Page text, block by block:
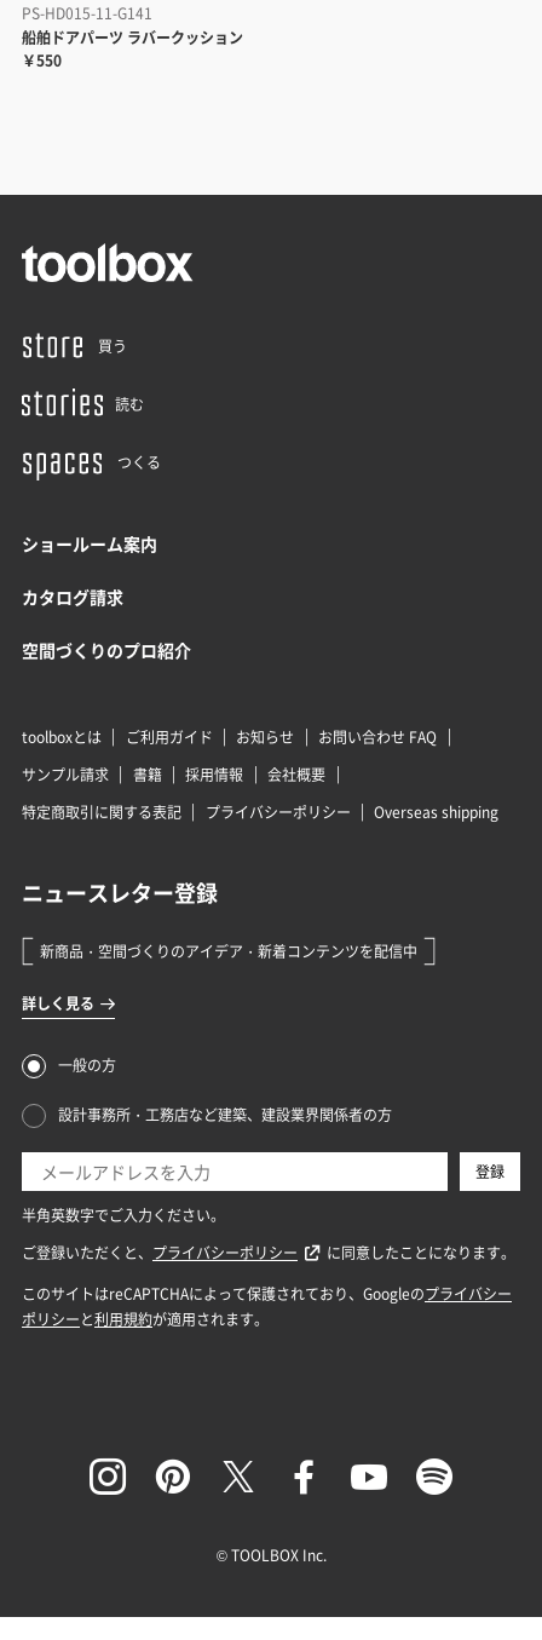
PS-HD015-11-G141
船舶ドアパーツ ラバークッション
￥550
買う
読む
つくる
ショールーム案内
カタログ請求
空間づくりのプロ紹介
toolboxとは ご利用ガイド お知らせ
お問い合わせ FAQ
サンプル請求
書籍 採用情報
会社概要
特定商取引に関する表記
プライバシーポリシー Overseas shipping
© TOOLBOX Inc.